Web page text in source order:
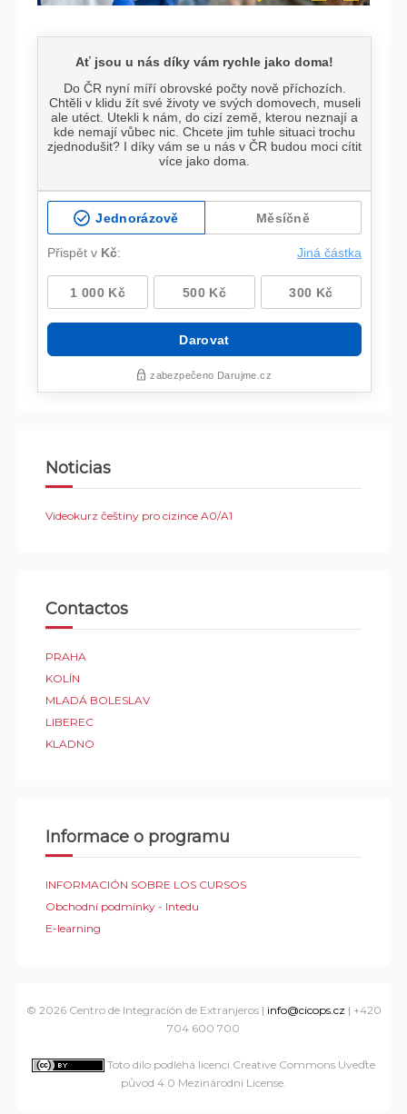
Noticias
Videokurz češtiny pro cizince A0/A1
Contactos
PRAHA
KOLÍN
MLADÁ BOLESLAV
LIBEREC
KLADNO
Informace o programu
INFORMACIÓN SOBRE LOS CURSOS
Obchodní podmínky - Intedu
E-learning
© 2026 Centro de Integración de Extranjeros| info@cicops.cz | +420
704 600 700
Toto dílo podléhá licenci Creative Commons Uveďte
původ 4.0 Mezinárodní License